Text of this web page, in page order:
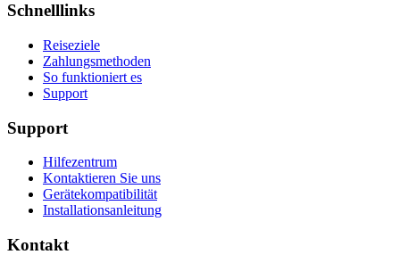
Schnelllinks
Reiseziele
Zahlungsmethoden
So funktioniert es
Support
Support
Hilfezentrum
Kontaktieren Sie uns
Gerätekompatibilität
Installationsanleitung
Kontakt